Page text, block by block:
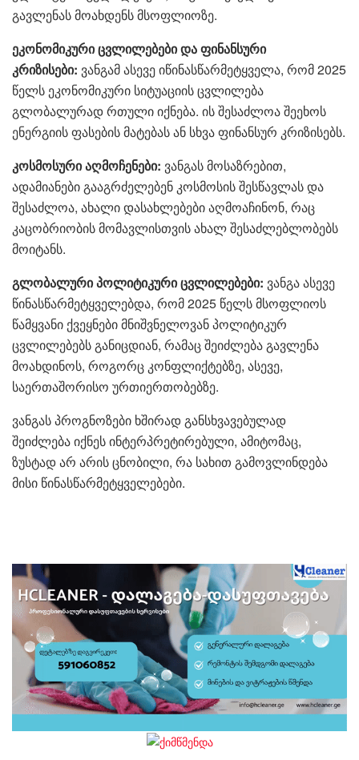
გავლენას მოახდენს მსოფლიოზე.
ეკონომიკური ცვლილებები და ფინანსური
კრიზისები: ვანგამ ასევე იწინასწარმეტყველა, რომ 2025
წელს ეკონომიკური სიტუაციის ცვლილება
გლობალურად რთული იქნება. ის შესაძლოა შეეხოს
ენერგიის ფასების მატებას ან სხვა ფინანსურ კრიზისებს.
კოსმოსური აღმოჩენები: ვანგას მოსაზრებით,
ადამიანები გააგრძელებენ კოსმოსის შესწავლას და
შესაძლოა, ახალი დასახლებები აღმოაჩინონ, რაც
კაცობრიობის მომავლისთვის ახალ შესაძლებლობებს
მოიტანს.
გლობალური პოლიტიკური ცვლილებები: ვანგა ასევე
წინასწარმეტყველებდა, რომ 2025 წელს მსოფლიოს
წამყვანი ქვეყნები მნიშვნელოვან პოლიტიკურ
ცვლილებებს განიცდიან, რამაც შეიძლება გავლენა
მოახდინოს, როგორც კონფლიქტებზე, ასევე,
საერთაშორისო ურთიერთობებზე.
ვანგას პროგნოზები ხშირად განსხვავებულად
შეიძლება იქნეს ინტერპრეტირებული, ამიტომაც,
ზუსტად არ არის ცნობილი, რა სახით გამოვლინდება
მისი წინასწარმეტყველებები.